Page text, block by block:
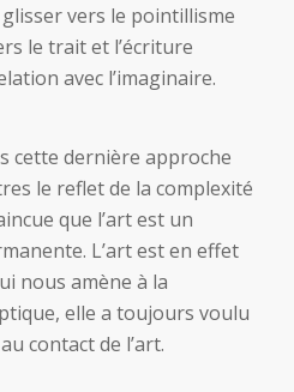
vers le pointillisme
le trait et l’écriture
avec l’imaginaire.
cette dernière approche
le reflet de la complexité
que l’art est un
L’art est en effet
nous amène à la
elle a toujours voulu
contact de l’art.